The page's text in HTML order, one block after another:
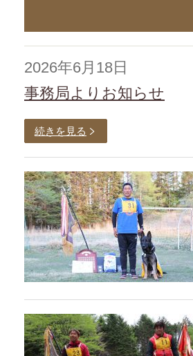
2026年6月18日
事務局よりお知らせ
続きを見る